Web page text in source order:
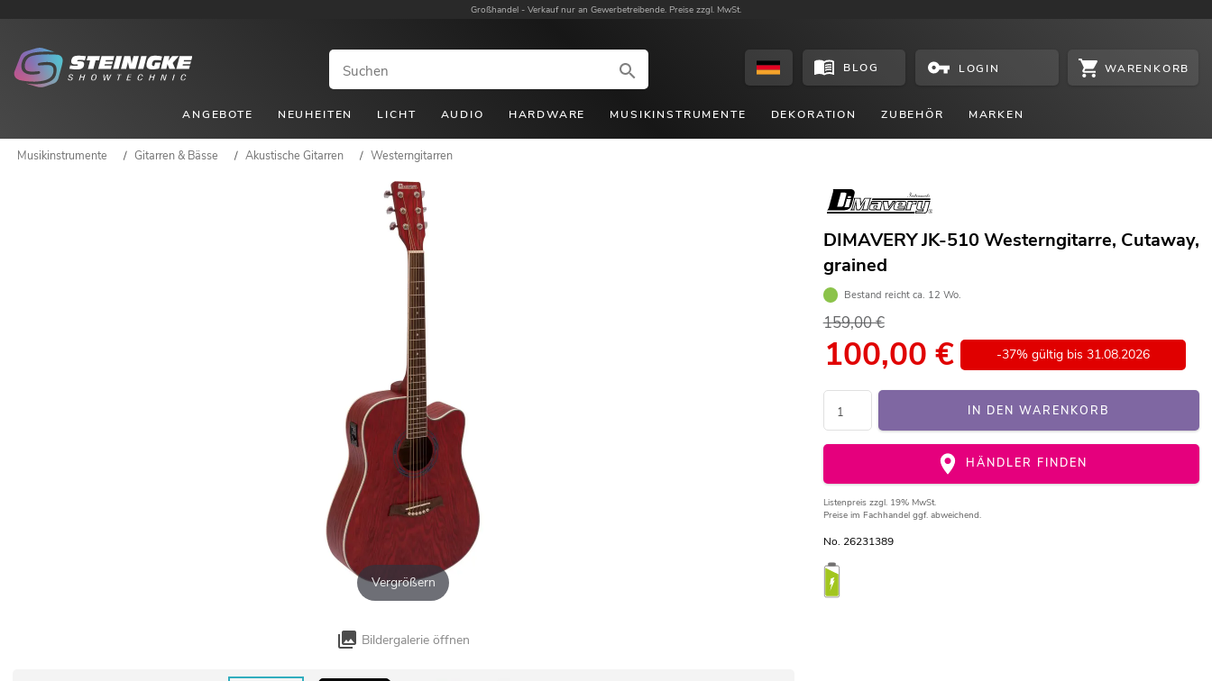
Großhandel - Verkauf nur an Gewerbetreibende. Preise zzgl. MwSt.
BLOG LOGIN WARENKORB
ANGEBOTE NEUHEITEN LICHT AUDIO HARDWARE MUSIKINSTRUMENTE DEKORATION ZUBEHÖR MARKEN
Musikinstrumente / Gitarren & Bässe / Akustische Gitarren / Westerngitarren
Vergrößern
Bildergalerie öffnen
DIMAVERY JK-510 Westerngitarre, Cutaway,
grained
Bestand reicht ca. 12 Wo.
159,00 €
100,00 € -37% gültig bis 31.08.2026
IN DEN WARENKORB
HÄNDLER FINDEN
Listenpreis zzgl. 19% MwSt.
Preise im Fachhandel ggf. abweichend.
No. 26231389